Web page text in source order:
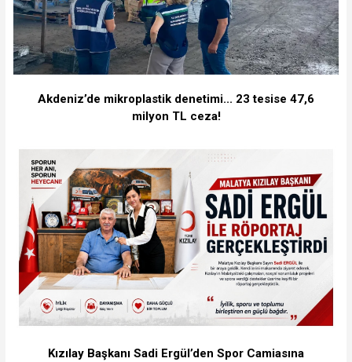
Akdeniz’de mikroplastik denetimi... 23 tesise 47,6
milyon TL ceza!
Kızılay Başkanı Sadi Ergül’den Spor Camiasına